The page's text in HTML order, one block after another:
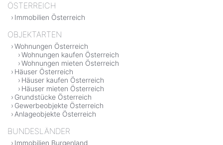
ÖSTERREICH
Immobilien Österreich
OBJEKTARTEN
Wohnungen Österreich
Wohnungen kaufen Österreich
Wohnungen mieten Österreich
Häuser Österreich
Häuser kaufen Österreich
Häuser mieten Österreich
Grundstücke Österreich
Gewerbeobjekte Österreich
Anlageobjekte Österreich
BUNDESLÄNDER
Immobilien Burgenland